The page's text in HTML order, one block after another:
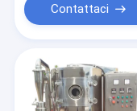
prodotti
Contattaci